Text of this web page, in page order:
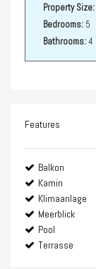
Property Size:
Bedrooms: 5
Bathrooms:4
Features
Balkon
Kamin
Klimaanlage
Meerblick
Pool
Terrasse